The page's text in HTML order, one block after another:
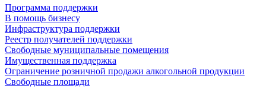
Программа поддержки
В помощь бизнесу
Инфраструктура поддержки
Реестр получателей поддержки
Свободные муниципальные помещения
Имущественная поддержка
Ограничение розничной продажи алкогольной продукции
Свободные площади